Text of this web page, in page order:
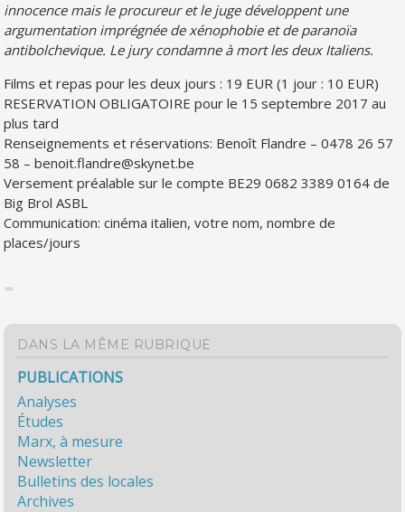
innocence mais le procureur et le juge développent une
argumentation imprégnée de xénophobie et de paranoïa
antibolchevique. Le jury condamne à mort les deux Italiens.
Films et repas pour les deux jours : 19 EUR (1 jour : 10 EUR)
RESERVATION OBLIGATOIRE pour le 15 septembre 2017 au
plus tard
Renseignements et réservations: Benoît Flandre – 0478 26 57
58 – benoit.flandre@skynet.be
Versement préalable sur le compte BE29 0682 3389 0164 de
Big Brol ASBL
Communication: cinéma italien, votre nom, nombre de
places/jours
DANS LA MÊME RUBRIQUE
PUBLICATIONS
Analyses
Études
Marx, à mesure
Newsletter
Bulletins des locales
Archives